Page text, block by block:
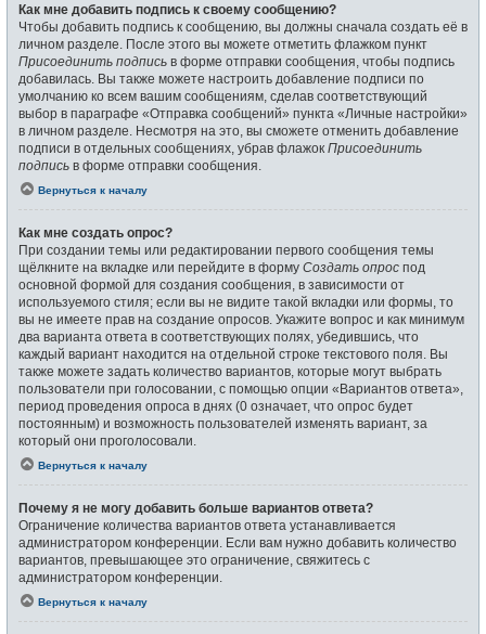
Как мне добавить подпись к своему сообщению?
Чтобы добавить подпись к сообщению, вы должны сначала создать её в
личном разделе. После этого вы можете отметить флажком пункт
Присоединить подпись в форме отправки сообщения, чтобы подпись
добавилась. Вы также можете настроить добавление подписи по
умолчанию ко всем вашим сообщениям, сделав соответствующий
выбор в параграфе «Отправка сообщений» пункта «Личные настройки»
в личном разделе. Несмотря на это, вы сможете отменить добавление
подписи в отдельных сообщениях, убрав флажок Присоединить
подпись в форме отправки сообщения.
Вернуться к началу
Как мне создать опрос?
При создании темы или редактировании первого сообщения темы
щёлкните на вкладке или перейдите в форму Создать опрос под
основной формой для создания сообщения, в зависимости от
используемого стиля; если вы не видите такой вкладки или формы, то
вы не имеете прав на создание опросов. Укажите вопрос и как минимум
два варианта ответа в соответствующих полях, убедившись, что
каждый вариант находится на отдельной строке текстового поля. Вы
также можете задать количество вариантов, которые могут выбрать
пользователи при голосовании, с помощью опции «Вариантов ответа»,
период проведения опроса в днях (0 означает, что опрос будет
постоянным) и возможность пользователей изменять вариант, за
который они проголосовали.
Вернуться к началу
Почему я не могу добавить больше вариантов ответа?
Ограничение количества вариантов ответа устанавливается
администратором конференции. Если вам нужно добавить количество
вариантов, превышающее это ограничение, свяжитесь с
администратором конференции.
Вернуться к началу